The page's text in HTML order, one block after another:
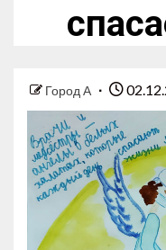
Город А